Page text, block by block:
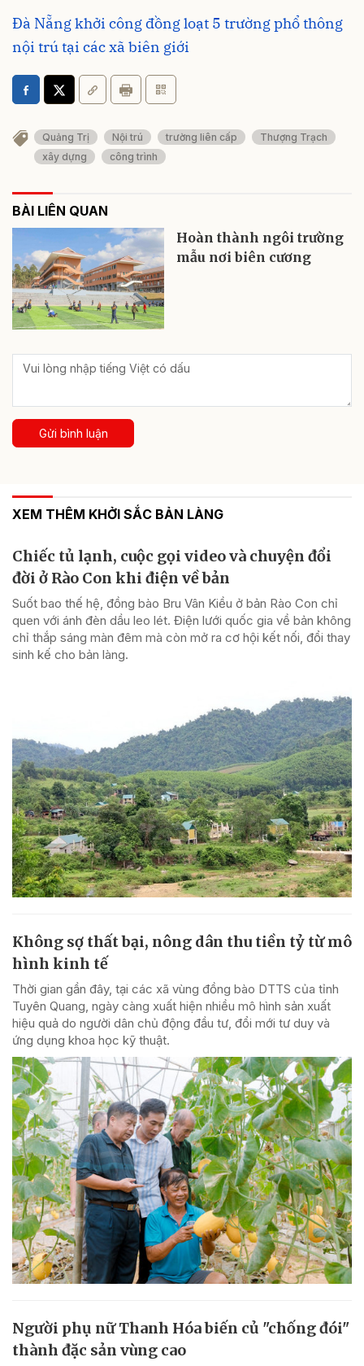
Đà Nẵng khởi công đồng loạt 5 trường phổ thông
nội trú tại các xã biên giới
Quảng Trị Nội trú trường liên cấp
Thượng Trạch
xây dựng
công trình
BÀI LIÊN QUAN
Hoàn thành ngôi trường
mẫu nơi biên cương
Gửi bình luận
XEM THÊM KHỞI SẮC BẢN LÀNG
Chiếc tủ lạnh, cuộc gọi video và chuyện đổi
đời ở Rào Con khi điện về bản
Suốt bao thế hệ, đồng bào Bru Vân Kiều ở bản Rào Con chỉ
quen với ánh đèn dầu leo lét. Điện lưới quốc gia về bản không
chỉ thắp sáng màn đêm mà còn mở ra cơ hội kết nối, đổi thay
sinh kế cho bản làng.
Không sợ thất bại, nông dân thu tiền tỷ từ mô
hình kinh tế
Thời gian gần đây, tại các xã vùng đồng bào DTTS của tỉnh
Tuyên Quang, ngày càng xuất hiện nhiều mô hình sản xuất
hiệu quả do người dân chủ động đầu tư, đổi mới tư duy và
ứng dụng khoa học kỹ thuật.
Người phụ nữ Thanh Hóa biến củ "chống đói"
thành đặc sản vùng cao